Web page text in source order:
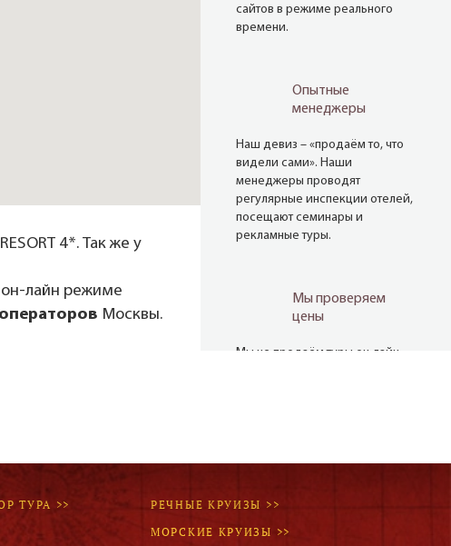
4*. Так же у
лайн режиме
Москвы.
сайтов в режиме реального
времени.
Опытные
менеджеры
Наш девиз – «продаём то, что
видели сами». Наши
менеджеры проводят
регулярные инспекции отелей,
посещают семинары и
рекламные туры.
Мы проверяем
цены
Мы не продаём туры он-лайн.
надёжно!
ТУРА >>
РЕЧНЫЕ КРУИЗЫ >>
МОРСКИЕ КРУИЗЫ >>